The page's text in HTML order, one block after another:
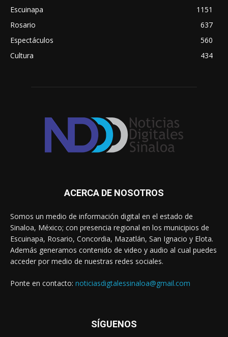
Escuinapa
1151
Rosario
637
Espectáculos
560
Cultura
434
ACERCA DE NOSOTROS
Somos un medio de información digital en el estado de
Sinaloa, México; con presencia regional en los municipios de
Escuinapa, Rosario, Concordia, Mazatlán, San Ignacio y Elota.
Además generamos contenido de video y audio al cual puedes
acceder por medio de nuestras redes sociales.
Ponte en contacto: noticiasdigtalessinaloa@gmail.com
SÍGUENOS